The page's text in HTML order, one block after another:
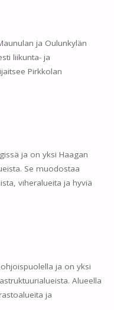
ja Oulunkylän
liikunta- ja
Pirkkolan
ja on yksi Haagan
Se muodostaa
viheralueita ja hyviä
ja on yksi
Alueella
ja